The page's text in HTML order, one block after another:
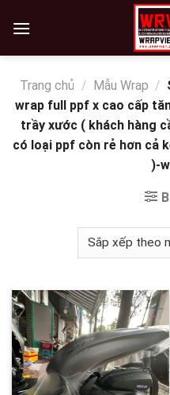
Trang chủ / Mẫu Wrap /
wrap full ppf x cao cấp
trầy xước ( khách hàng
có loại ppf còn rẻ hơn cả
)-